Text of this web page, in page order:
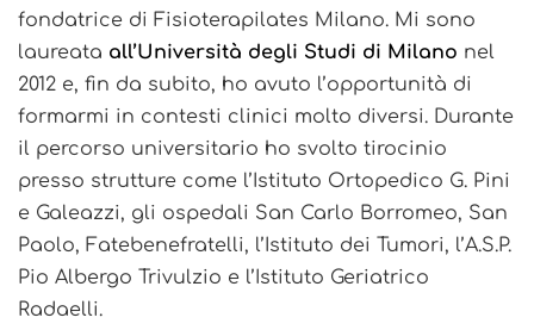
fondatrice di Fisioterapilates Milano. Mi sono
laureata all’Università degli Studi di Milano nel
2012 e, fin da subito, ho avuto l’opportunità di
formarmi in contesti clinici molto diversi. Durante
il percorso universitario ho svolto tirocinio
presso strutture come l’Istituto Ortopedico G. Pini
e Galeazzi, gli ospedali San Carlo Borromeo, San
Paolo, Fatebenefratelli, l’Istituto dei Tumori, l’A.S.P.
Pio Albergo Trivulzio e l’Istituto Geriatrico
Radaelli.